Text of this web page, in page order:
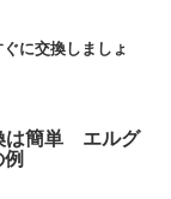
に交換しましょ
は簡単 エルグ
例